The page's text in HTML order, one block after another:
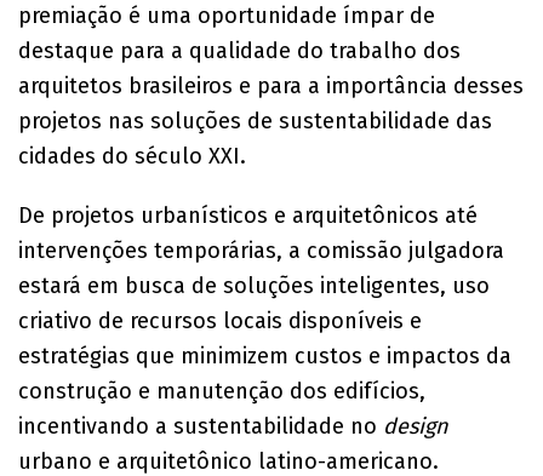
premiação é uma oportunidade ímpar de
destaque para a qualidade do trabalho dos
arquitetos brasileiros e para a importância desses
projetos nas soluções de sustentabilidade das
cidades do século XXI.
De projetos urbanísticos e arquitetônicos até
intervenções temporárias, a comissão julgadora
estará em busca de soluções inteligentes, uso
criativo de recursos locais disponíveis e
estratégias que minimizem custos e impactos da
construção e manutenção dos edifícios,
incentivando a sustentabilidade no design
urbano e arquitetônico latino-americano.